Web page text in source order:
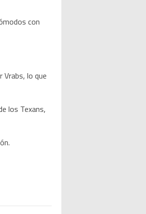
con
Vrabs, lo que
los Texans,